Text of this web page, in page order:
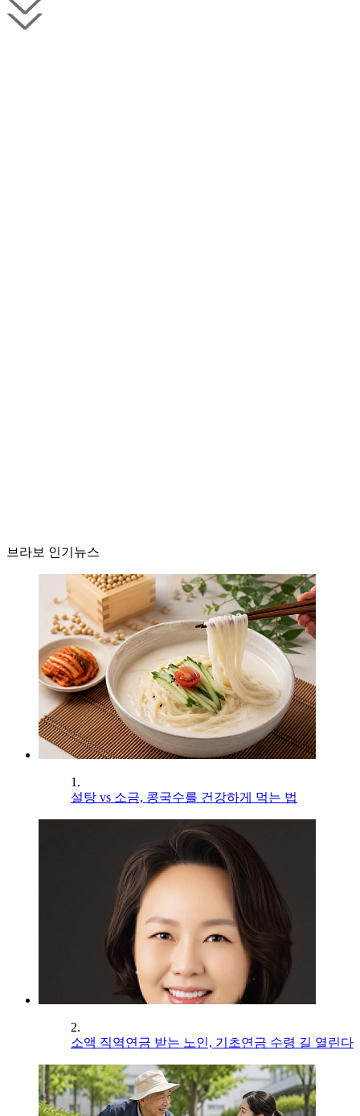
브라보 인기뉴스
1.
설탕 vs 소금, 콩국수를 건강하게 먹는 법
2.
소액 직역연금 받는 노인, 기초연금 수령 길 열린다